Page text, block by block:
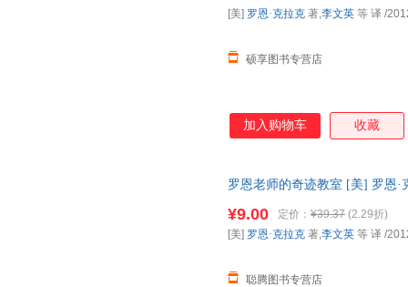
育的家长无疑是一记警钟。他
硕享图书专营店
[美] 罗恩·克拉克 著,李文英 等 译 /
加入购物车 收藏
罗恩老师的奇迹教室 [美] 罗恩
¥9.00 定价： ¥39.37 (2.29折)
聪腾图书专营店
[美] 罗恩·克拉克 著,李文英 等 译 /